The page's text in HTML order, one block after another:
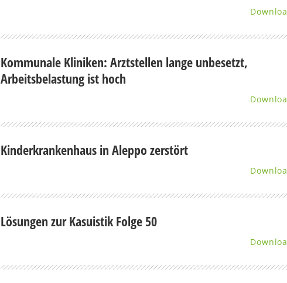
Kommunale Kliniken: Arztstellen lange unbesetzt,
Arbeitsbelastung ist hoch
Kinderkrankenhaus in Aleppo zerstört
Lösungen zur Kasuistik Folge 50